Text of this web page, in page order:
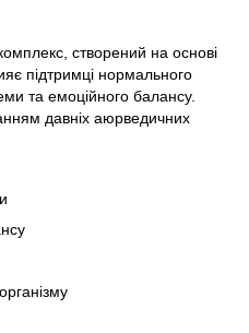
створений на основі
підтримці нормального
та емоційного балансу.
давніх аюрведичних